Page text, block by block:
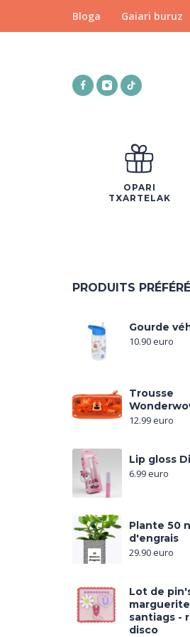
Bloga Gaiari buruz
OPARI
TXARTELAK
PRODUITS
Gourde
10.90euro
Trousse
12.99euro
Lip gloss
6.99euro
Plante 50
d'engrais
29.90euro
Lot de
santiags -
disco